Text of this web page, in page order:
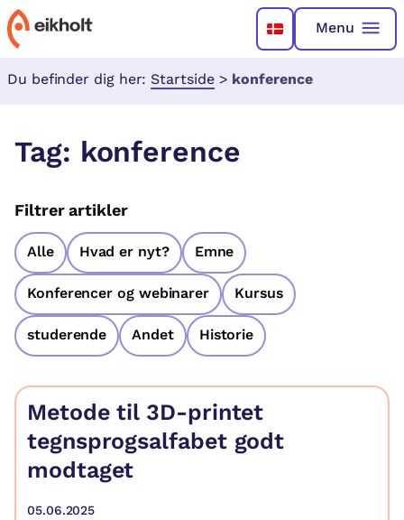
Menu
Du befinder dig her: Startside > konference
Tag: konference
Filtrer artikler
Alle Hvad er nyt? Emne
Konferencer og webinarer Kursus
studerende Andet Historie
Metode til 3D-printet
tegnsprogsalfabet godt
modtaget
05.06.2025